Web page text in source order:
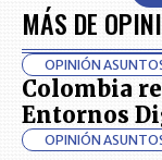
MÁS DE
OPINIÓN
Colombia
Entornos
OPINIÓN